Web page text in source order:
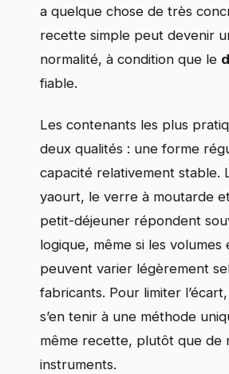
a quelque chose de très
recette simple peut devenir
normalité, à condition que le
fiable.
Les contenants les plus
deux qualités : une forme
capacité relativement stable.
yaourt, le verre à moutarde
petit-déjeuner répondent
logique, même si les volumes
peuvent varier légèrement
fabricants. Pour limiter
s’en tenir à une méthode
même recette, plutôt que de
instruments.